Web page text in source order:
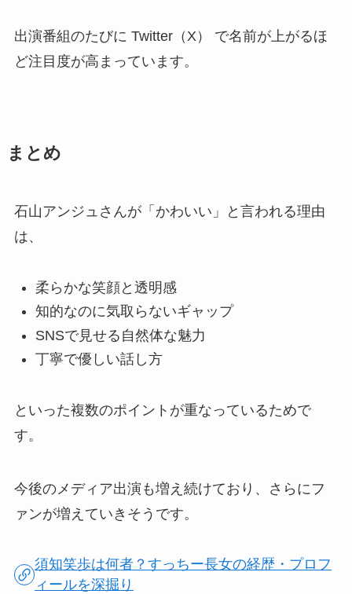
出演番組のたびに Twitter（X） で名前が上がるほ
ど注目度が高まっています。
まとめ
石山アンジュさんが「かわいい」と言われる理由
は、
柔らかな笑顔と透明感
知的なのに気取らないギャップ
SNSで見せる自然体な魅力
丁寧で優しい話し方
といった複数のポイントが重なっているためで
す。
今後のメディア出演も増え続けており、さらにフ
ァンが増えていきそうです。
須知笑歩は何者？すっちー長女の経歴・プロフ
ィールを深掘り